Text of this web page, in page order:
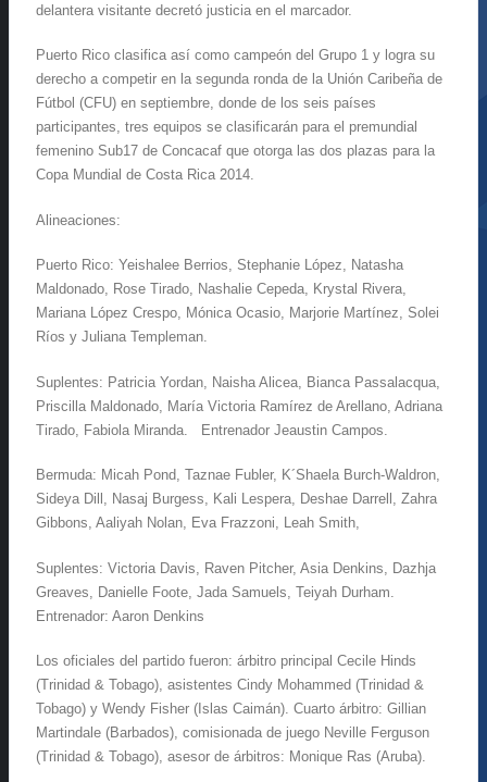
delantera visitante decretó justicia en el marcador.
Puerto Rico clasifica así como campeón del Grupo 1 y logra su
derecho a competir en la segunda ronda de la Unión Caribeña de
Fútbol (CFU) en septiembre, donde de los seis países
participantes, tres equipos se clasificarán para el premundial
femenino Sub17 de Concacaf que otorga las dos plazas para la
Copa Mundial de Costa Rica 2014.
Alineaciones:
Puerto Rico: Yeishalee Berrios, Stephanie López, Natasha
Maldonado, Rose Tirado, Nashalie Cepeda, Krystal Rivera,
Mariana López Crespo, Mónica Ocasio, Marjorie Martínez, Solei
Ríos y Juliana Templeman.
Suplentes: Patricia Yordan, Naisha Alicea, Bianca Passalacqua,
Priscilla Maldonado, María Victoria Ramírez de Arellano, Adriana
Tirado, Fabiola Miranda. Entrenador Jeaustin Campos.
Bermuda: Micah Pond, Taznae Fubler, K´Shaela Burch-Waldron,
Sideya Dill, Nasaj Burgess, Kali Lespera, Deshae Darrell, Zahra
Gibbons, Aaliyah Nolan, Eva Frazzoni, Leah Smith,
Suplentes: Victoria Davis, Raven Pitcher, Asia Denkins, Dazhja
Greaves, Danielle Foote, Jada Samuels, Teiyah Durham.
Entrenador: Aaron Denkins
Los oficiales del partido fueron: árbitro principal Cecile Hinds
(Trinidad & Tobago), asistentes Cindy Mohammed (Trinidad &
Tobago) y Wendy Fisher (Islas Caimán). Cuarto árbitro: Gillian
Martindale (Barbados), comisionada de juego Neville Ferguson
(Trinidad & Tobago), asesor de árbitros: Monique Ras (Aruba).